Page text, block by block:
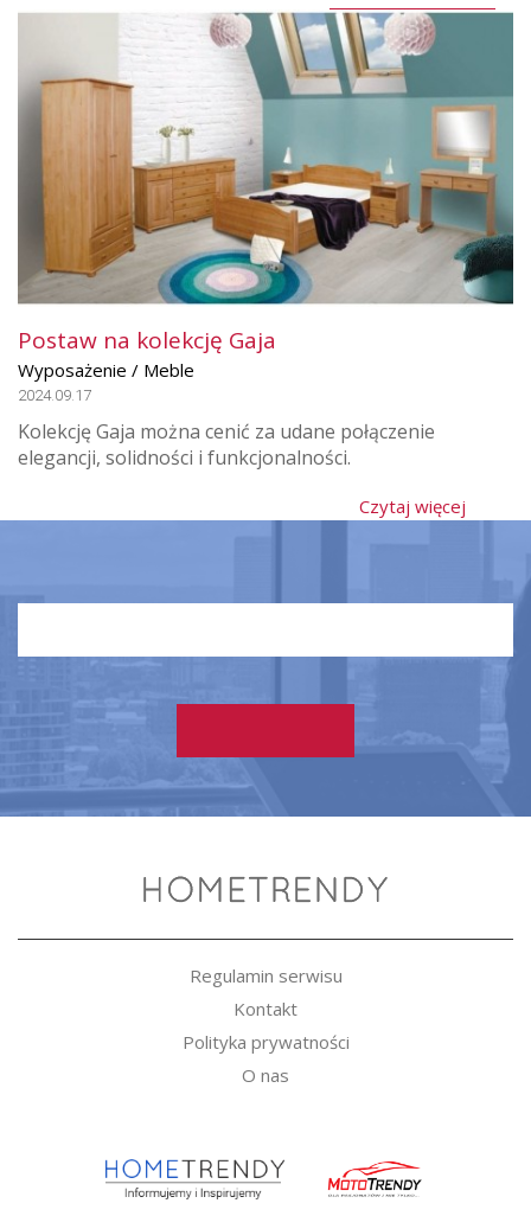
Postaw na kolekcję Gaja
Wyposażenie / Meble
2024.09.17
Kolekcję Gaja można cenić za udane połączenie
elegancji, solidności i funkcjonalności.
Czytaj więcej
Regulamin serwisu
Kontakt
Polityka prywatności
O nas